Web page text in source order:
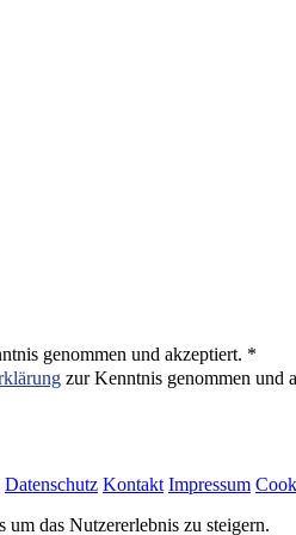
genommen und akzeptiert. *
zur Kenntnis genommen und
Datenschutz Kontakt Impressum
um das Nutzererlebnis zu steigern.